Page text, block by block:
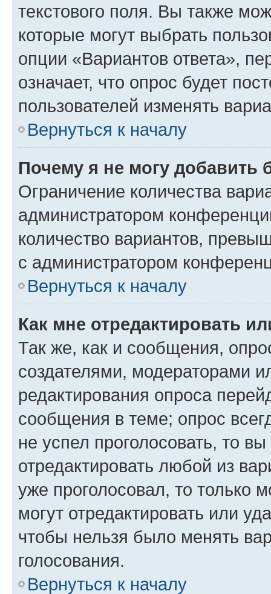
текстового поля. Вы также
которые могут выбрать
опции «Вариантов ответа»,
означает, что опрос будет
пользователей изменять
Вернуться к началу
Почему я не могу добавить
Ограничение количества
администратором
количество вариантов,
с администратором
Вернуться к началу
Как мне отредактировать
Так же, как и сообщения,
создателями, модераторами
редактирования опроса
сообщения в теме; опрос
не успел проголосовать, то
отредактировать любой из
уже проголосовал, то только
могут отредактировать или
чтобы нельзя было менять
голосования.
Вернуться к началу